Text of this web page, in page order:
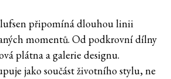
připomíná dlouhou linii
momentů. Od podkrovní dílny
plátna a galerie designu.
jako součást životního stylu, ne